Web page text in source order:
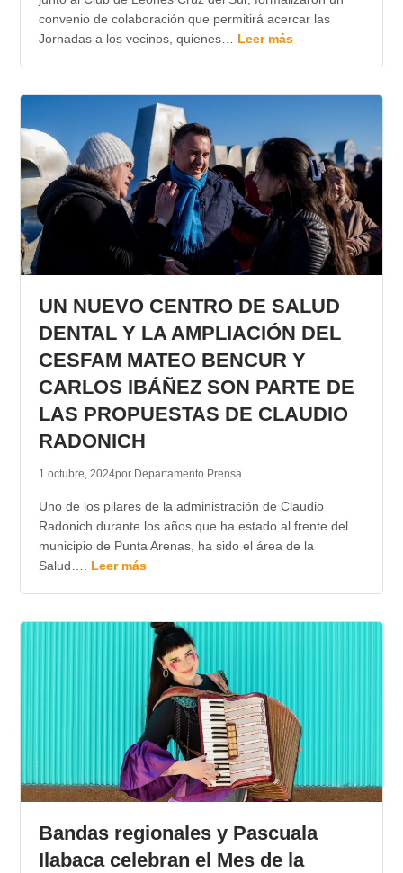
convenio de colaboración que permitirá acercar las
Jornadas a los vecinos, quienes… Leer más
UN NUEVO CENTRO DE SALUD
DENTAL Y LA AMPLIACIÓN DEL
CESFAM MATEO BENCUR Y
CARLOS IBÁÑEZ SON PARTE DE
LAS PROPUESTAS DE CLAUDIO
RADONICH
1 octubre, 2024por Departamento Prensa
Uno de los pilares de la administración de Claudio
Radonich durante los años que ha estado al frente del
municipio de Punta Arenas, ha sido el área de la
Salud…. Leer más
Bandas regionales y Pascuala
Ilabaca celebran el Mes de la